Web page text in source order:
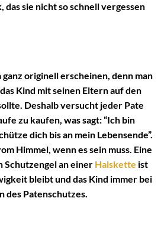
das sie nicht so schnell vergessen
ganz originell erscheinen, denn man
Kind mit seinen Eltern auf den
Deshalb versucht jeder Pate
zu kaufen, was sagt: “Ich bin
dich bis an mein Lebensende”.
Himmel, wenn es sein muss. Eine
Schutzengel an einer Halskette ist
bleibt und das Kind immer bei
des Patenschutzes.